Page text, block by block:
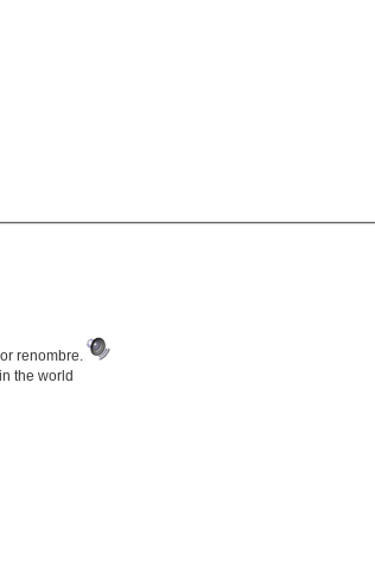
renombre.
the world